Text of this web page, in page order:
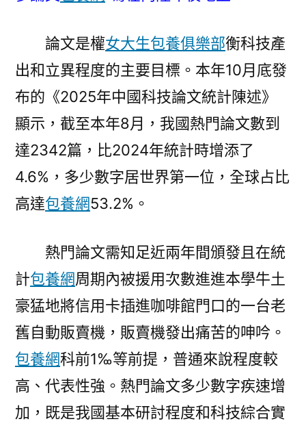
多
數
字
染
指
的
思
慮〉
論文是權女大生包養俱樂部衡科技產
出和立異程度的主要目標。本年10月底發
布的《2025年中國科技論文統計陳述》
顯示，截至本年8月，我國熱門論文數到
達2342篇，比2024年統計時增添了
4.6%，多少數字居世界第一位，全球占比
高達包養網53.2%。
熱門論文需知足近兩年間頒發且在統
計包養網周期內被援用次數進進本學牛土
豪猛地將信用卡插進咖啡館門口的一台老
舊自動販賣機，販賣機發出痛苦的呻吟。
包養網科前1‰等前提，普通來說程度較
高、代表性強。熱門論文多少數字疾速增
加，既是我國基本研討程度和科技綜合實